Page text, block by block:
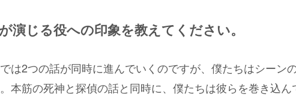
演じる役への印象を教えてください。
は2つの話が同時に進んでいくのですが、僕たちはシーン
本筋の死神と探偵の話と同時に、僕たちは彼らを巻き込ん